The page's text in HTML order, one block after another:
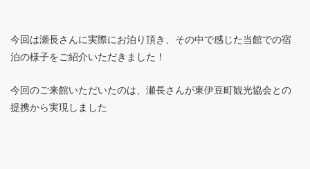
今回は瀬長さんに実際にお泊り頂き、その中で感じた当館での宿
泊の様子をご紹介いただきました！
今回のご来館いただいたのは、瀬長さんが東伊豆町観光協会との
提携から実現しました